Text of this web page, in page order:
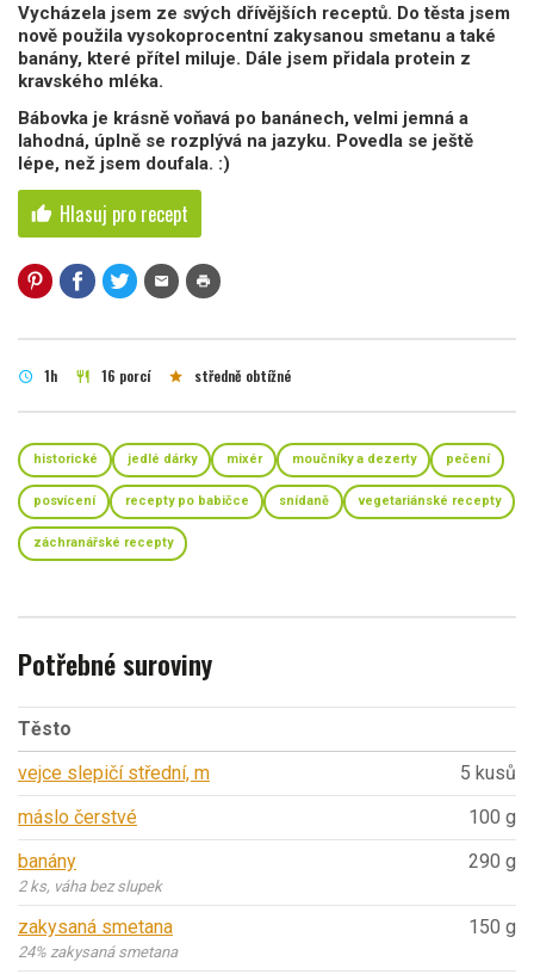
Vycházela jsem ze svých dřívějších receptů. Do těsta jsem
nově použila vysokoprocentní zakysanou smetanu a také
banány, které přítel miluje. Dále jsem přidala protein z
kravského mléka.
Bábovka je krásně voňavá po banánech, velmi jemná a
lahodná, úplně se rozplývá na jazyku. Povedla se ještě
lépe, než jsem doufala. :)
thumb_up Hlasuj pro recept
mail print
schedule 1h restaurant 16 porcí star středně obtížné
historické jedlé dárky mixér moučníky a dezerty pečení
posvícení recepty po babičce snídaně vegetariánské recepty
záchranářské recepty
Potřebné suroviny
Těsto
vejce slepičí střední, m
5 kusů
máslo čerstvé
100 g
banány
2 ks, váha bez slupek
290 g
zakysaná smetana
24% zakysaná smetana
150 g